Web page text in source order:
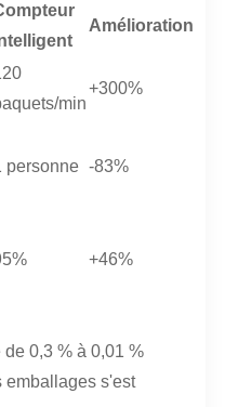
Amélioration
min
+300%
personne -83%
+46%
0,3 % à 0,01 %
emballages s'est